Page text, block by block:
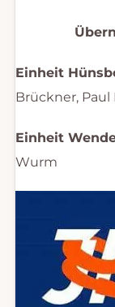
Einheit
Brückner, Paul
Einheit
Wurm